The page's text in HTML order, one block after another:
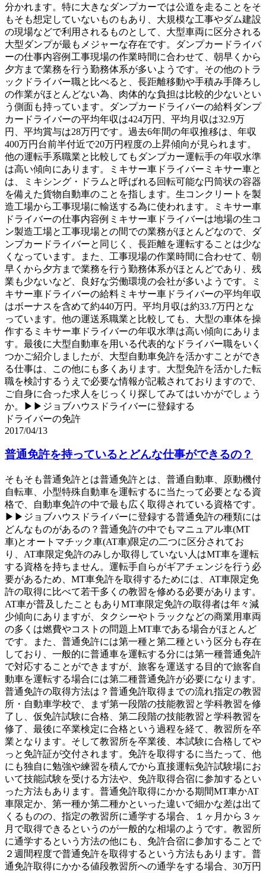
分かれます。特に大きなダンプカーでは公道を走ることをそ
もそも想定していないものもあり、大規模な工事やダム建設
の現場などで利用されるものとして、大型車両に区分される
大型ダンプが最もメジャーな存在です。ダンプカードライバ
ーの仕事内容例工事現場の作業時間に合わせて、朝早くから
夕方まで業務を行う勤務体系が多いようです。その他のトラ
ックドライバー職と比べると、長距離移動や手積み手降ろし
の作業がほとんどない為、肉体的な負担は比較的少ないとい
う側面も持っています。ダンプカードライバーの給料ダンプ
カードライバーの平均年収は424万円、平均月収は32.9万
円、平均賞与は28万円です。過去6年間の年収推移は、年収
400万円台前半付近で20万円程度の上昇傾向が見られます。
他の運転手系職業と比較してもダンプカー運転手の年収水準
は高い傾向にあります。ミキサー車ドライバーミキサー車と
は、ミキシング・ドラムと呼ばれる回転可能な円筒状の容器
を備えた貨物自動車のことを指します。生コンクリートを製
造工場から工事現場に輸送する為に使われます。ミキサー車
ドライバーの仕事内容例ミキサー車ドライバーは地場の生コ
ン製造工場と工事現場との間での業務がほとんどなので、ダ
ンプカードライバーと同じく、長距離を運転することは少な
くなっています。また、工事現場の作業時間に合わせて、朝
早くから夕方まで業務を行う勤務体系がほとんどであり、残
業も少ないなど、良好な労働環境の会社が多いようです。ミ
キサー車ドライバーの給料ミキサー車ドライバーの平均年収
はボーナスを含めて約440万円。平均月収は約33.7万円とな
っています。他の運送系職業と比較しても、大型の車体を操
作するミキサー車ドライバーの年収水準は高い傾向にありま
す。最後に大型自動車を用いる代表的なドライバー職をいく
つかご紹介しましたが、大型自動車免許を活かすことができ
る仕事は、この他にも多くあります。大型免許を活かした転
職を検討するうえで必要な情報が記載されておりますので、
ご自身に合った求人をじっくり探してみてはいかがでしょう
か。▶▶ジョブハウスドライバーに登録する
ドライバーの免許
2017/04/13
普通免許を持っているとどんな仕事ができるの？
そもそも普通免許とは普通免許とは、普通自動車、原動機付
自転車、小型特殊自動車を運転するに当たって必要となる資
格で、自動車免許の中で最も広く取得されている資格です。
▶▶ジョブハウスドライバーに登録する普通免許の種類には
どんなものがあるの？普通免許の中でもマニュアル車(MT
車)とオートマチック車(AT車)限定の二つに区分されてお
り、AT車限定免許のみしか取得していない人はMT車を運転
する資格を持ちません。運転手自らがギアチェンジを行う必
要があるため、MT車免許を取得するためには、AT車限定免
許の取得に比べて若干多くの教習を修める必要があります。
AT車が普及したこともありMT車限定免許の取得者は年々減
少傾向にありますが、タクシーやトラックなどの商業用車両
の多くは燃費やコストの問題上MT車である場合がほとんど
です。また、普通免許には第一種と第二種という区分も存在
しており、一般的に普通車を運転する分には第一種普通免許
で対応することができますが、旅客を運送する目的で旅客自
動車を運転する場合には第二種普通免許が必要になります。
普通免許の取得方法は？普通免許取得までの流れ指定の教習
所・自動車学校で、まず第一段階の技能教習と学科教習を修
了し、仮免許試験に合格、第二段階の技能教習と学科教習を
修了、最後に卒業検定に合格という過程を経て、教習所を卒
業となります。そして教習所を卒業後、本試験に合格してや
っと免許証が交付されます。免許を取得するに当たって、他
にも独自に勉強や練習を積んでから直接運転免許試験場にお
いて技能試験を受ける方法や、免許取得合宿に参加するとい
った方法もあります。普通免許取得にかかる期間MT車かAT
車限定か、第一種か第二種かといった違いで細かな差は出て
くるものの、指定の教習所に通学する場合、１ヶ月から３ヶ
月で取得できるというのが一般的な相場のようです。教習所
に通学するという方法の他にも、免許合宿に参加することで
２週間程度で普通免許を取得するという方法もあります。普
通免許取得にかかる値段教習所への通学をする場合、30万円